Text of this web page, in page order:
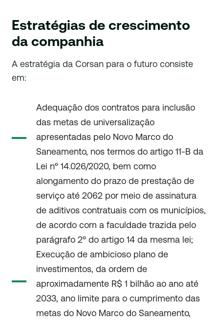
Estratégias de crescimento
da companhia
A estratégia da Corsan para o futuro consiste
em:
Adequação dos contratos para inclusão
das metas de universalização
apresentadas pelo Novo Marco do
Saneamento, nos termos do artigo 11-B da
Lei nº 14.026/2020, bem como
alongamento do prazo de prestação de
serviço até 2062 por meio de assinatura
de aditivos contratuais com os municípios,
de acordo com a faculdade trazida pelo
parágrafo 2º do artigo 14 da mesma lei;
Execução de ambicioso plano de
investimentos, da ordem de
aproximadamente R$ 1 bilhão ao ano até
2033, ano limite para o cumprimento das
metas do Novo Marco do Saneamento,